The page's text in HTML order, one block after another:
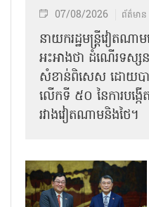
07/08/2026 ព័ត៌មាន
នាយករដ្ឋមន្ត្រីវៀត
អះអាងថា ដំណើរទស្ស
សំខាន់ពិសេស ដោយបា
លើកទី ៥០ នៃការបង្ក
រវាងវៀតណាមនិងថៃ។